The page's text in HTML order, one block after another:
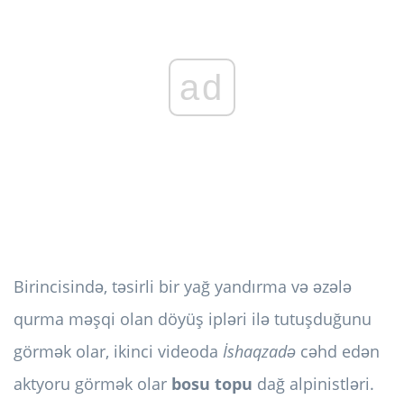
ad
Birincisində, təsirli bir yağ yandırma və əzələ
qurma məşqi olan döyüş ipləri ilə tutuşduğunu
görmək olar, ikinci videoda İshaqzadə cəhd edən
aktyoru görmək olar bosu topu dağ alpinistləri.